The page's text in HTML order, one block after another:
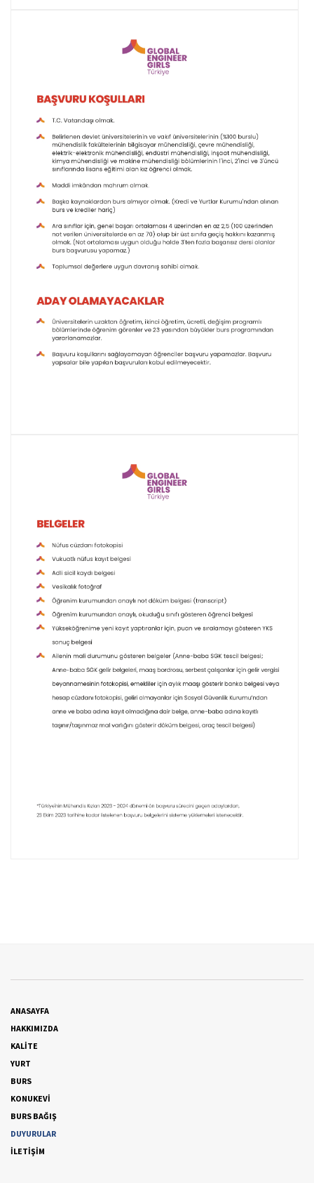
ANASAYFA
HAKKIMIZDA
KALİTE
YURT
BURS
KONUKEVİ
BURS BAĞIŞ
DUYURULAR
İLETİŞİM